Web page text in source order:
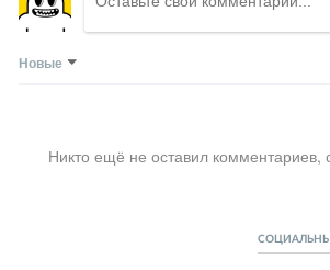
Новые
Никто ещё не оставил комментариев,